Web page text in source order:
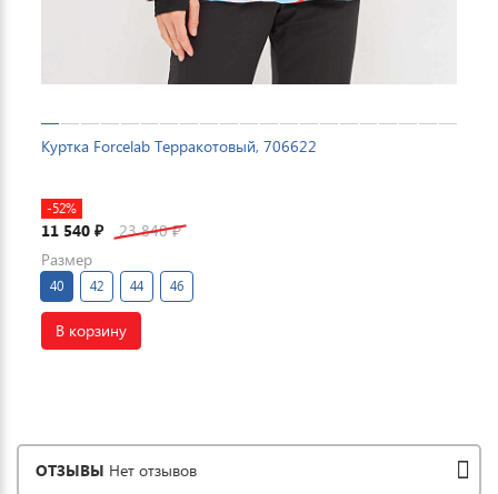
Куртка Forcelab Терракотовый, 706622
-52%
11 540 ₽ 23 840₽
Размер
40 42 44 46
В корзину
ОТЗЫВЫ Нет отзывов